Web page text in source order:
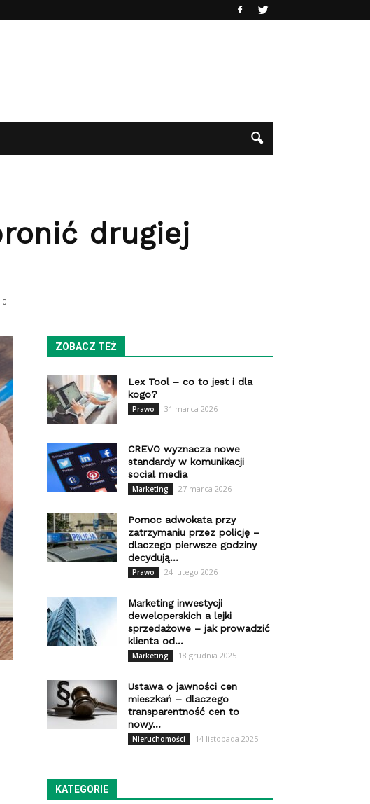
drugiej
0
ZOBACZ TEŻ
Lex Tool – co to jest i dla
kogo?
Prawo 31 marca 2026
CREVO wyznacza nowe
standardy w komunikacji
social media
Marketing 27 marca 2026
Pomoc adwokata przy
zatrzymaniu przez policję –
dlaczego pierwsze godziny
decydują...
Prawo 24 lutego 2026
Marketing inwestycji
deweloperskich a lejki
sprzedażowe – jak prowadzić
klienta od...
Marketing 18 grudnia 2025
Ustawa o jawności cen
mieszkań – dlaczego
transparentność cen to
nowy...
Nieruchomości 14 listopada 2025
KATEGORIE